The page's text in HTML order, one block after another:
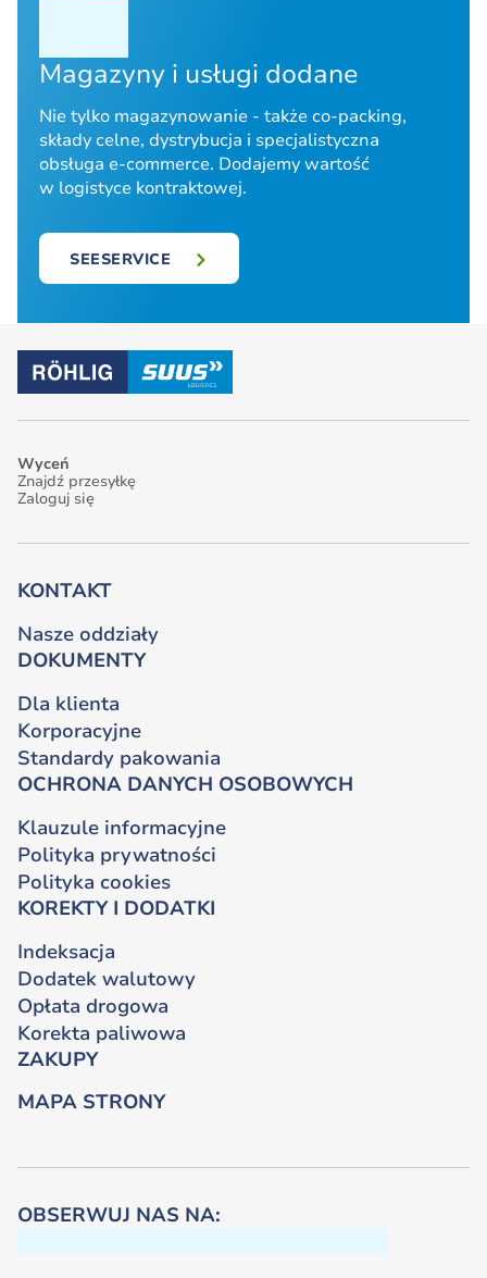
Magazyny i usługi dodane
Nie tylko magazynowanie - także co-packing,
składy celne, dystrybucja i specjalistyczna
obsługa e-commerce. Dodajemy wartość
w logistyce kontraktowej.
SEESERVICE
OBSERWUJ NAS NA:
Wyceń
Znajdź przesyłkę
Zaloguj się
KONTAKT
Nasze oddziały
DOKUMENTY
Dla klienta
Korporacyjne
Standardy pakowania
OCHRONA DANYCH OSOBOWYCH
Klauzule informacyjne
Polityka prywatności
Polityka cookies
KOREKTY I DODATKI
Indeksacja
Dodatek walutowy
Opłata drogowa
Korekta paliwowa
ZAKUPY
MAPA STRONY